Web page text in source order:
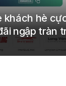
khách hè
ngập tràn